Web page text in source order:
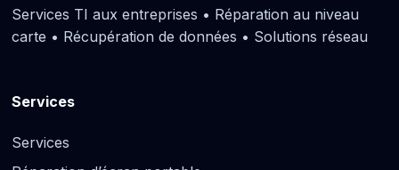
Services TI aux entreprises • Réparation au niveau
carte • Récupération de données • Solutions réseau
Services
Services